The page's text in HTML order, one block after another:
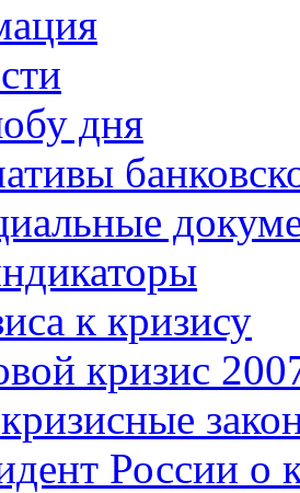
дня
к кризису
кризис
России о